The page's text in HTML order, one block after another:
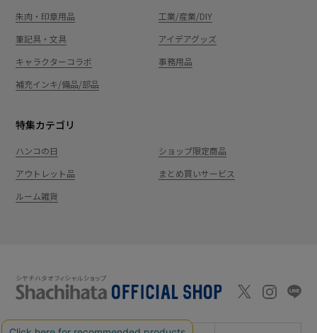
朱肉・印章用品
工業/産業/DIY
筆記具・文具
アイデアグッズ
キャラクターコラボ
事務用品
補充インキ/備品/部品
特集カテゴリ
ハンコの日
ショップ限定商品
アウトレット品
まとめ買いサービス
ルーム雑貨